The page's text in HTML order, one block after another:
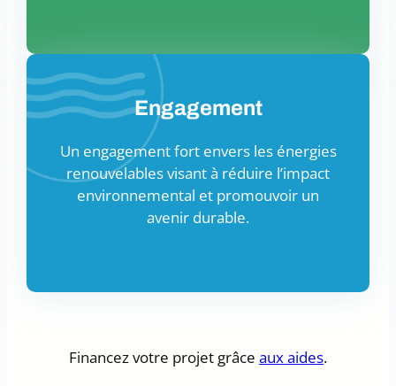
Engagement
Un engagement fort envers les énergies
renouvelables visant à réduire l’impact
environnemental et promouvoir un
avenir durable.
Financez votre projet grâce aux aides.